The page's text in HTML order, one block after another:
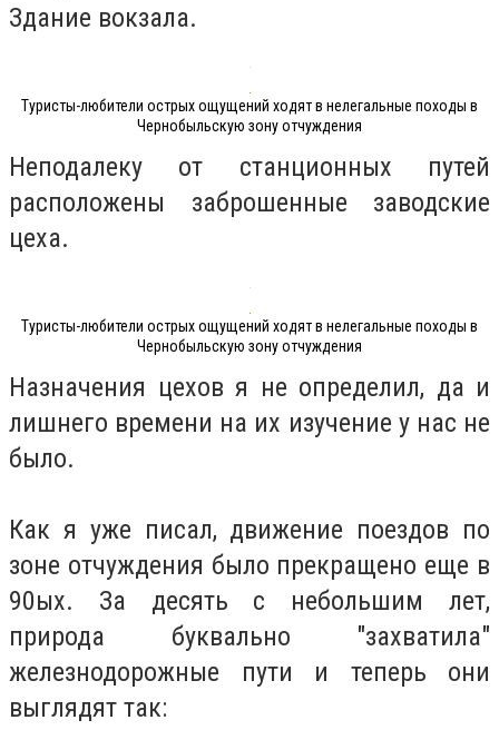
Здание вокзала.
Туристы-любители острых ощущений ходят в нелегальные походы в
Чернобыльскую зону отчуждения
Неподалеку от станционных путей
расположены заброшенные заводские
цеха.
Туристы-любители острых ощущений ходят в нелегальные походы в
Чернобыльскую зону отчуждения
Назначения цехов я не определил, да и
лишнего времени на их изучение у нас не
было.
Как я уже писал, движение поездов по
зоне отчуждения было прекращено еще в
90ых. За десять с небольшим лет,
природа буквально "захватила"
железнодорожные пути и теперь они
выглядят так: